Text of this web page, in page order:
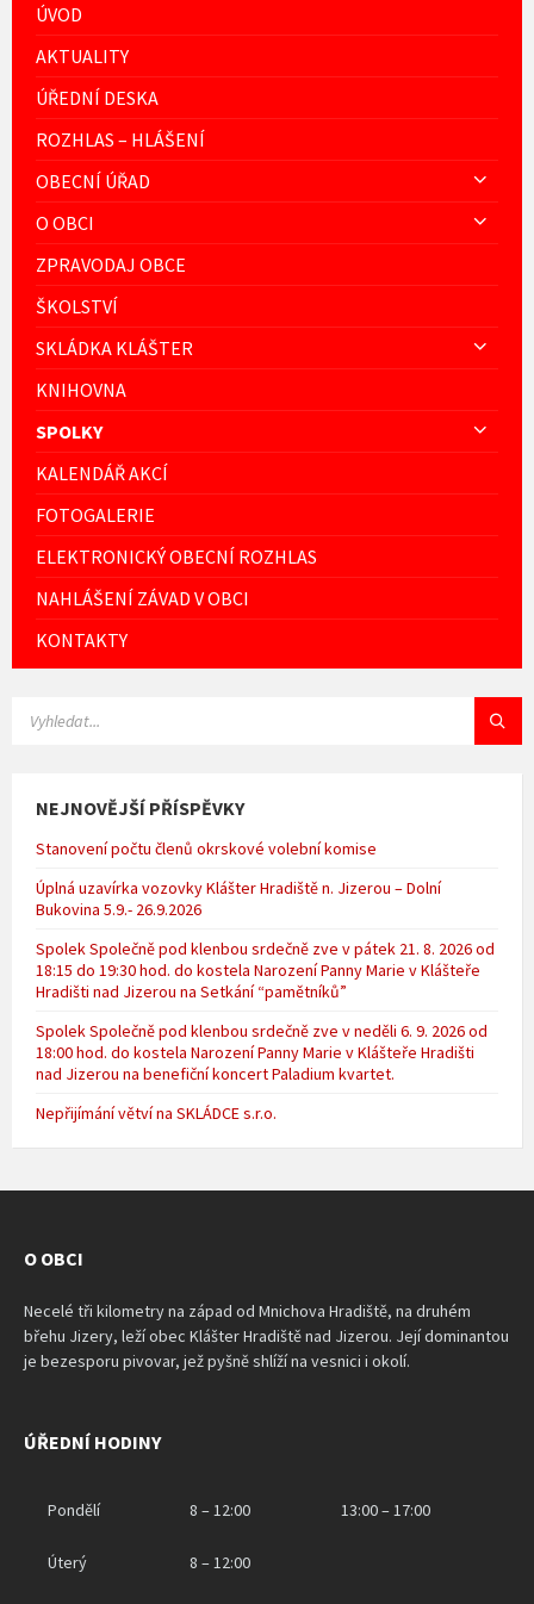
ÚVOD
AKTUALITY
ÚŘEDNÍ DESKA
ROZHLAS – HLÁŠENÍ
OBECNÍ ÚŘAD
O OBCI
ZPRAVODAJ OBCE
ŠKOLSTVÍ
SKLÁDKA KLÁŠTER
KNIHOVNA
SPOLKY
KALENDÁŘ AKCÍ
FOTOGALERIE
ELEKTRONICKÝ OBECNÍ ROZHLAS
NAHLÁŠENÍ ZÁVAD V OBCI
KONTAKTY
NEJNOVĚJŠÍ PŘÍSPĚVKY
Stanovení počtu členů okrskové volební komise
Úplná uzavírka vozovky Klášter Hradiště n. Jizerou – Dolní
Bukovina 5.9.- 26.9.2026
Spolek Společně pod klenbou srdečně zve v pátek 21. 8. 2026 od
18:15 do 19:30 hod. do kostela Narození Panny Marie v Klášteře
Hradišti nad Jizerou na Setkání “pamětníků”
Spolek Společně pod klenbou srdečně zve v neděli 6. 9. 2026 od
18:00 hod. do kostela Narození Panny Marie v Klášteře Hradišti
nad Jizerou na benefiční koncert Paladium kvartet.
Nepřijímání větví na SKLÁDCE s.r.o.
O OBCI
Necelé tři kilometry na západ od Mnichova Hradiště, na druhém
břehu Jizery, leží obec Klášter Hradiště nad Jizerou. Její dominantou
je bezesporu pivovar, jež pyšně shlíží na vesnici i okolí.
ÚŘEDNÍ HODINY
Pondělí 8 – 12:00 13:00 – 17:00
Úterý 8 – 12:00